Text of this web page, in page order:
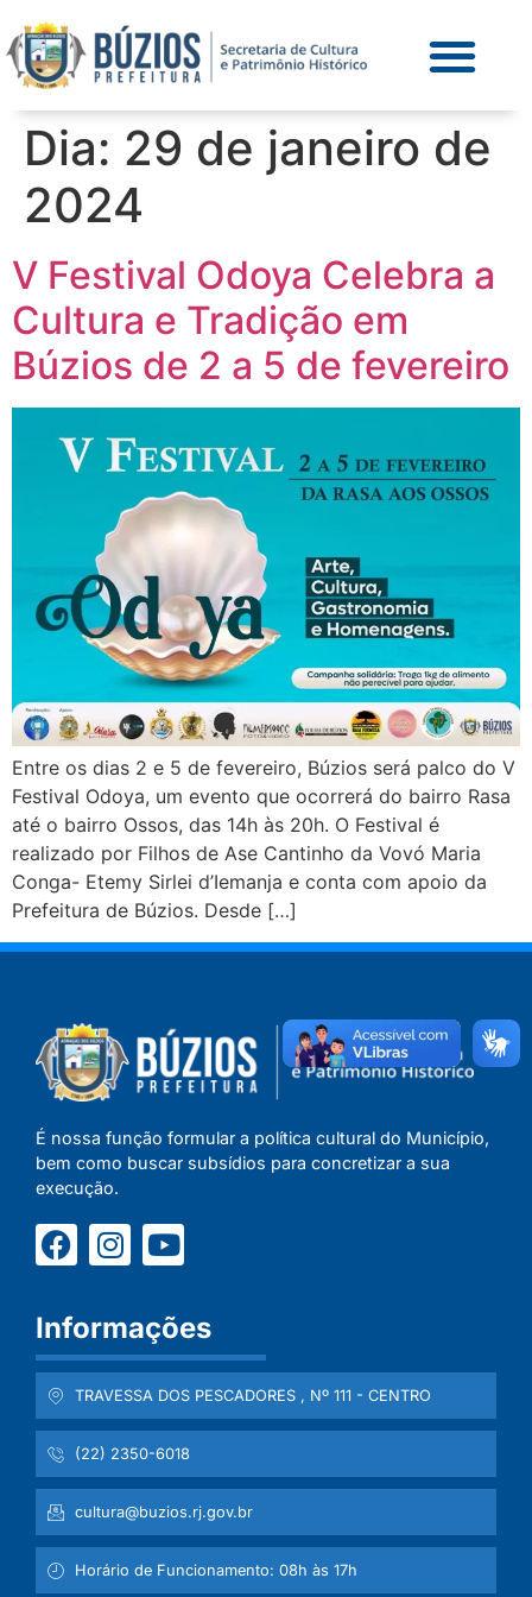
Dia: 29 de janeiro de
2024
V Festival Odoya Celebra a
Cultura e Tradição em
Búzios de 2 a 5 de fevereiro
Entre os dias 2 e 5 de fevereiro, Búzios será palco do V
Festival Odoya, um evento que ocorrerá do bairro Rasa
até o bairro Ossos, das 14h às 20h. O Festival é
realizado por Filhos de Ase Cantinho da Vovó Maria
Conga- Etemy Sirlei d’Iemanja e conta com apoio da
Prefeitura de Búzios. Desde […]
É nossa função formular a política cultural do Município,
bem como buscar subsídios para concretizar a sua
execução.
Informações
TRAVESSA DOS PESCADORES , Nº 111 - CENTRO
(22) 2350-6018
cultura@buzios.rj.gov.br
Horário de Funcionamento: 08h às 17h